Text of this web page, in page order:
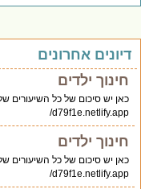
אחרונים
חינוך ילדים
d79f1e.netlify.app/
חינוך ילדים
d79f1e.netlify.app/